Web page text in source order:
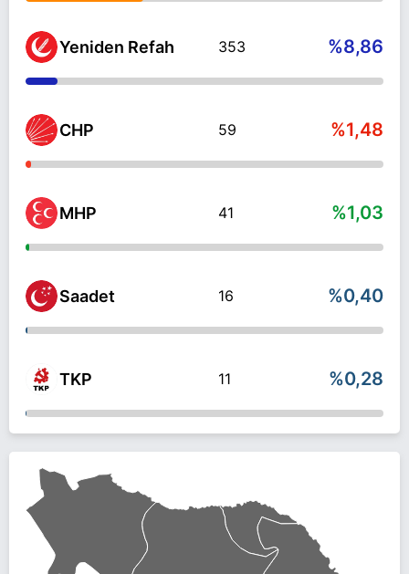
Yeniden Refah 353 %8,86
CHP 59 %1,48
MHP 41 %1,03
Saadet 16 %0,40
TKP 11 %0,28